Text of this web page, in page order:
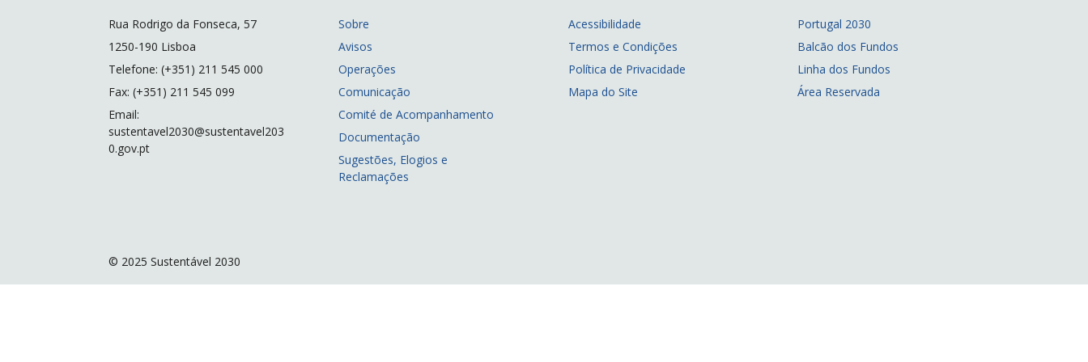
Rua Rodrigo da Fonseca, 57
1250-190 Lisboa
Telefone: (+351) 211 545 000
Fax: (+351) 211 545 099
Email:
sustentavel2030@sustentavel203
0.gov.pt
Sobre
Avisos
Operações
Comunicação
Comité de Acompanhamento
Documentação
Sugestões, Elogios e
Reclamações
Acessibilidade
Termos e Condições
Política de Privacidade
Mapa do Site
Portugal 2030
Balcão dos Fundos
Linha dos Fundos
Área Reservada
© 2025 Sustentável 2030